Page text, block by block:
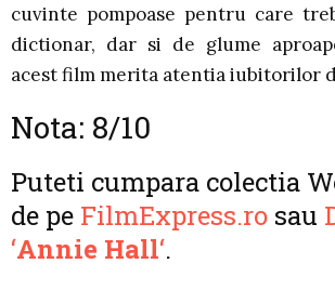
cuvinte pompoase pentru care
dictionar, dar si de glume
acest film merita atentia iubitorilor
Nota: 8/10
Puteti cumpara colectia
de pe FilmExpress.ro sau
‘Annie Hall‘.